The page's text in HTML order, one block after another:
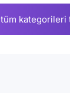
tüm kategorileri